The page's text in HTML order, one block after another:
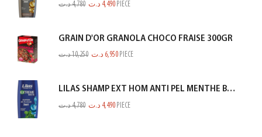
4,780د.ت 4,490 د.ت PIECE
GRAIN D'OR GRANOLA CHOCO FRAISE 300GR
10,250د.ت 6,950 د.ت PIECE
LILAS SHAMP EXT HOM ANTI PEL MENTHE BLEU 350ML
4,780د.ت 4,490 د.ت PIECE